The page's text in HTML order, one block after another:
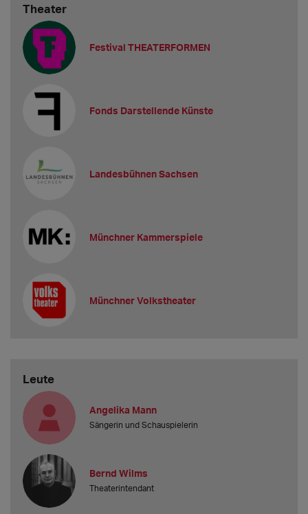
Theater
Festival THEATERFORMEN
Fonds Darstellende Künste
Landesbühnen Sachsen
Münchner Kammerspiele
Münchner Volkstheater
Leute
Angelika Mann
Sängerin und Schauspielerin
Bernd Wilms
Theaterintendant